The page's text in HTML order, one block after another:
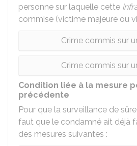
personne sur laquelle cette
commise (victime majeure ou
Crime commis sur
Crime commis sur
Condition liée à la mesure
précédente
Pour que la surveillance de
faut que le condamné ait déjà
des mesures suivantes :